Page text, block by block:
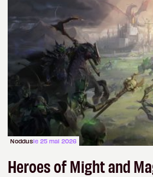
Noddusle 25 mai 2026
Heroes of Might and